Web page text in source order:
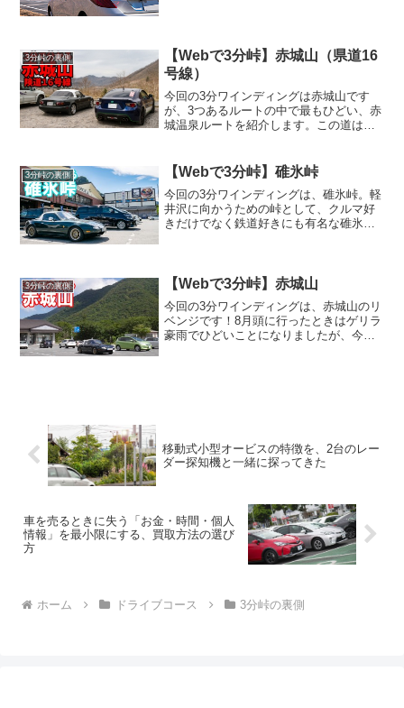
ところは避け...
3分峠の裏側
【Webで3分峠】赤城山（県道16
号線）
今回の3分ワインディングは赤城山です
が、3つあるルートの中で最もひどい、赤
城温泉ルートを紹介します。この道は、
トいただいた道です。正直、「うわ、マ
ジかよ！」って思いま...
3分峠の裏側 【Webで3分峠】碓氷峠
今回の3分ワインディングは、碓氷峠。軽
井沢に向かうための峠として、クルマ好
きだけでなく鉄道好きにも有名な碓氷
僕だけではないはず！Go...
3分峠の裏側 【Webで3分峠】赤城山
今回の3分ワインディングは、赤城山のリ
ベンジです！8月頭に行ったときはゲリラ
豪雨でひどいことになりましたが、今回
移動式小型オービスの特徴を、2台のレー
ダー探知機と一緒に探ってきた
車を売るときに失う「お金・時間・個人
情報」を最小限にする、買取方法の選び
方
ホーム ドライブコース 3分峠の裏側